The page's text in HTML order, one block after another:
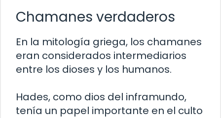
Chamanes verdaderos
En la mitología griega, los chamanes
eran considerados intermediarios
entre los dioses y los humanos.
Hades, como dios del inframundo,
tenía un papel importante en el culto